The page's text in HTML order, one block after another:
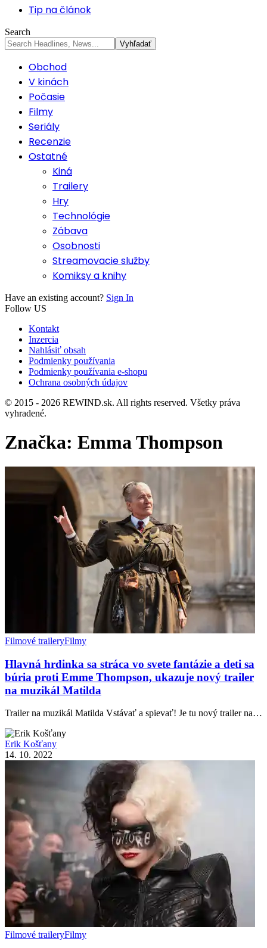
Tip na článok
Search
Obchod
V kinách
Počasie
Filmy
Seriály
Recenzie
Ostatné
Kiná
Trailery
Hry
Technológie
Zábava
Osobnosti
Streamovacie služby
Komiksy a knihy
Have an existing account? Sign In
Follow US
Kontakt
Inzercia
Nahlásiť obsah
Podmienky používania
Podmienky používania e-shopu
Ochrana osobných údajov
© 2015 - 2026 REWIND.sk. All rights reserved. Všetky práva
vyhradené.
Značka: Emma Thompson
Filmové traileryFilmy
Hlavná hrdinka sa stráca vo svete fantázie a deti sa
búria proti Emme Thompson, ukazuje nový trailer
na muzikál Matilda
Trailer na muzikál Matilda Vstávať a spievať! Je tu nový trailer na…
Erik Košťany
14. 10. 2022
Filmové traileryFilmy